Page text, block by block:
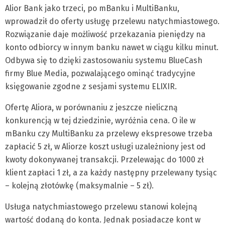
Alior Bank jako trzeci, po mBanku i MultiBanku,
wprowadził do oferty usługę przelewu natychmiastowego.
Rozwiązanie daje możliwość przekazania pieniędzy na
konto odbiorcy w innym banku nawet w ciągu kilku minut.
Odbywa się to dzięki zastosowaniu systemu BlueCash
firmy Blue Media, pozwalającego ominąć tradycyjne
księgowanie zgodne z sesjami systemu ELIXIR.
Ofertę Aliora, w porównaniu z jeszcze nieliczną
konkurencją w tej dziedzinie, wyróżnia cena. O ile w
mBanku czy MultiBanku za przelewy ekspresowe trzeba
zapłacić 5 zł, w Aliorze koszt usługi uzależniony jest od
kwoty dokonywanej transakcji. Przelewając do 1000 zł
klient zapłaci 1 zł, a za każdy następny przelewany tysiąc
– kolejną złotówkę (maksymalnie – 5 zł).
Usługa natychmiastowego przelewu stanowi kolejną
wartość dodaną do konta. Jednak posiadacze kont w